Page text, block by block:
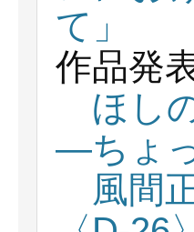
て」
作品発
ほし
―ちょ
風間